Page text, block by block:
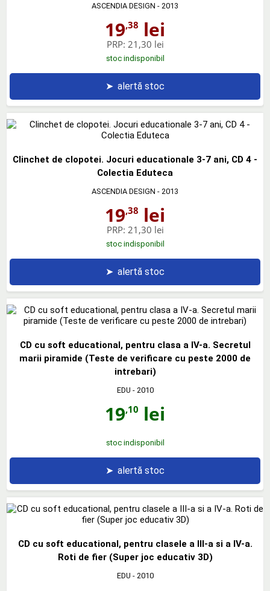
ASCENDIA DESIGN - 2013
19,38 lei
PRP: 21,30 lei
stoc indisponibil
➤ alertă stoc
Clinchet de clopotei. Jocuri educationale 3-7 ani, CD 4 -
Colectia Eduteca
ASCENDIA DESIGN - 2013
19,38 lei
PRP: 21,30 lei
stoc indisponibil
➤ alertă stoc
CD cu soft educational, pentru clasa a IV-a. Secretul
marii piramide (Teste de verificare cu peste 2000 de
intrebari)
EDU - 2010
19,10 lei
stoc indisponibil
➤ alertă stoc
CD cu soft educational, pentru clasele a III-a si a IV-a.
Roti de fier (Super joc educativ 3D)
EDU - 2010